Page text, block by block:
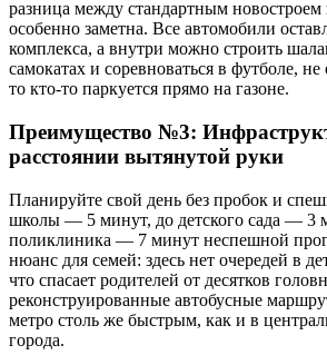
разница между стандартным
особенно заметна. Все автомобили
комплекса, а внутри можно строить
самокатах и соревноваться в футболе, не
то кто-то паркуется прямо на газоне.
Преимущество №3:
расстоянии вытянутой руки
Планируйте свой день без пробок и
школы — 5 минут, до детского сада — 3
поликлиника — 7 минут неспешной
нюанс для семей: здесь нет очередей в
что спасает родителей от десятков
реконструированные автобусные
метро столь же быстрым, как и в
города.